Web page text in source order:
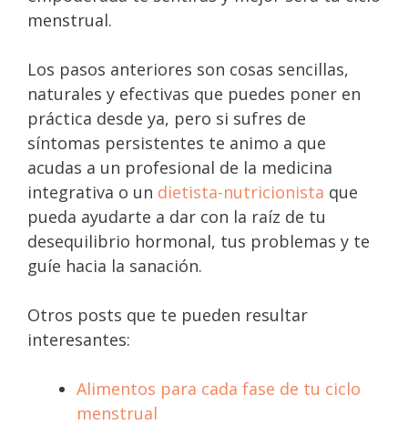
menstrual.
Los pasos anteriores son cosas sencillas,
naturales y efectivas que puedes poner en
práctica desde ya, pero si sufres de
síntomas persistentes te animo a que
acudas a un profesional de la medicina
integrativa o un dietista-nutricionista que
pueda ayudarte a dar con la raíz de tu
desequilibrio hormonal, tus problemas y te
guíe hacia la sanación.
Otros posts que te pueden resultar
interesantes:
Alimentos para cada fase de tu ciclo
menstrual